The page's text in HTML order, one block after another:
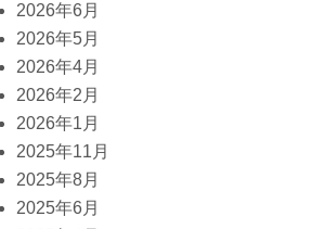
2026年6月
2026年5月
2026年4月
2026年2月
2026年1月
2025年11月
2025年8月
2025年6月